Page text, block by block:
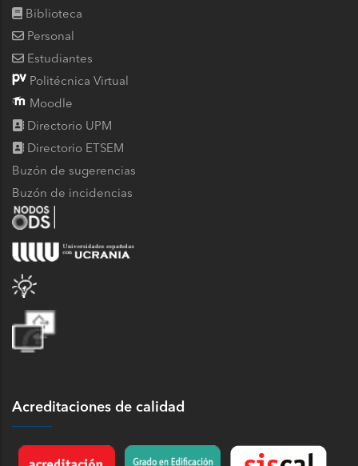
Biblioteca
Personal
Estudiantes
Politécnica Virtual
Moodle
Directorio UPM
Directorio ETSEM
Buzón de sugerencias
Buzón de incidencias
Acreditaciones de calidad